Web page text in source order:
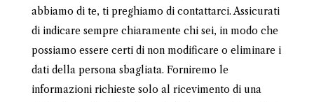
abbiamo di te, ti preghiamo di contattarci. Assicurati
di indicare sempre chiaramente chi sei, in modo che
possiamo essere certi di non modificare o eliminare i
dati della persona sbagliata. Forniremo le
informazioni richieste solo al ricevimento di una